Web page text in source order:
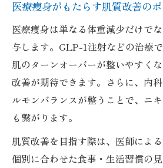
医療痩身がもたらす肌質改善の
医療痩身は単なる体重減少だけで
与します。GLP-1注射などの治療
肌のターンオーバーが整いやすく
改善が期待できます。さらに、内
ルモンバランスが整うことで、ニ
も繋がります。
肌質改善を目指す際は、医師によ
個別に合わせた食事・生活習慣の